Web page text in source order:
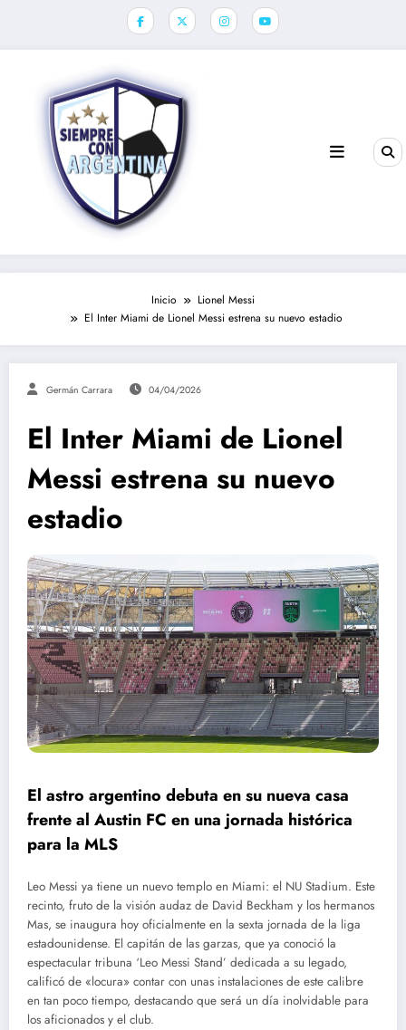
Inicio
Lionel Messi
El Inter Miami de Lionel Messi estrena su nuevo estadio
Germán Carrara 04/04/2026
El Inter Miami de Lionel
Messi estrena su nuevo
estadio
El astro argentino debuta en su nueva casa
frente al Austin FC en una jornada histórica
para la MLS
Leo Messi ya tiene un nuevo templo en Miami: el NU Stadium. Este
recinto, fruto de la visión audaz de David Beckham y los hermanos
Mas, se inaugura hoy oficialmente en la sexta jornada de la liga
estadounidense. El capitán de las garzas, que ya conoció la
espectacular tribuna ‘Leo Messi Stand’ dedicada a su legado,
calificó de «locura» contar con unas instalaciones de este calibre
en tan poco tiempo, destacando que será un día inolvidable para
los aficionados y el club.